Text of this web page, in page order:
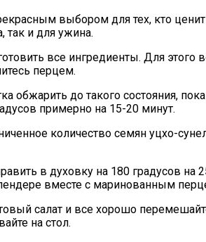
выбором для тех, кто
так и для ужина.
все ингредиенты. Для
перцем.
до такого состояния,
примерно на 15-20 минут.
количество семян уцхо-
в духовку на 180 градусов
вместе с маринованным
салат и все хорошо
на стол.